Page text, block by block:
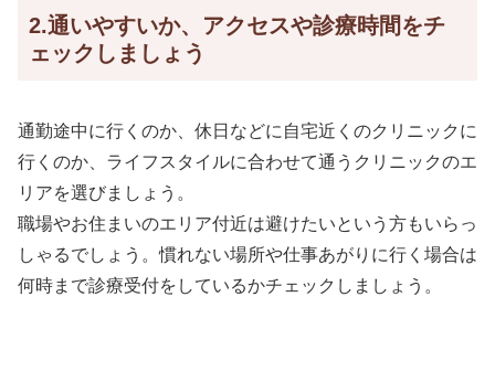
2.通いやすいか、アクセスや診療時間をチ
ェックしましょう
通勤途中に行くのか、休日などに自宅近くのクリニックに
行くのか、ライフスタイルに合わせて通うクリニックのエ
リアを選びましょう。
職場やお住まいのエリア付近は避けたいという方もいらっ
しゃるでしょう。慣れない場所や仕事あがりに行く場合は
何時まで診療受付をしているかチェックしましょう。